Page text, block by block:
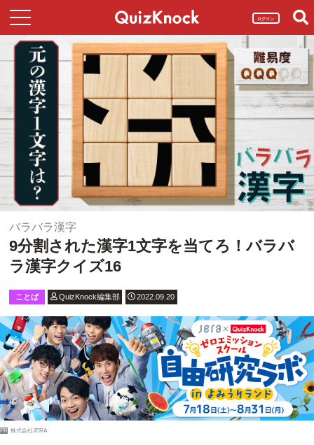
ログイン
バラバラ漢字
9分割された漢字1文字を当てろ！バラバ
ラ漢字クイズ16
ことば QuizKnock編集部 2022.09.20
PR 株式会社JERA